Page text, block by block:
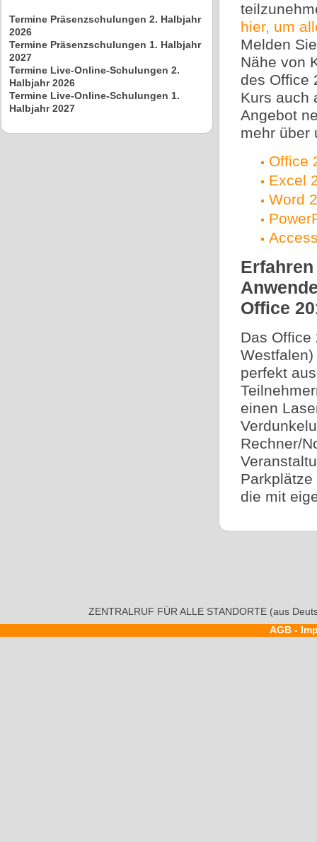
Termine Präsenzschulungen 2. Halbjahr
2026
Termine Präsenzschulungen 1. Halbjahr
2027
Termine Live-Online-Schulungen 2.
Halbjahr 2026
Termine Live-Online-Schulungen 1.
Halbjahr 2027
hier, um
Melden
Nähe von
des Office
Kurs auch
Angebot
mehr über
Office
Excel
Word
Office
Das Office
perfekt
einen
Rechner/
die mit
ZENTRALRUF FÜR ALLE STANDORTE (aus
AGB -